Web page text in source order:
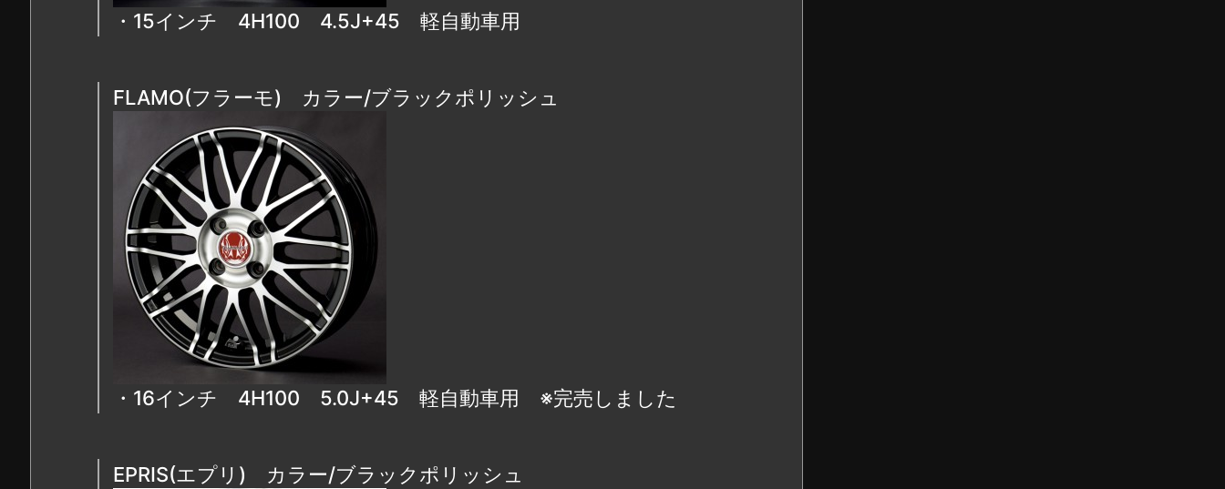
・15インチ 4H100 4.5J+45 軽自動車用
FLAMO(フラーモ) カラー/ブラックポリッシュ
・16インチ 4H100 5.0J+45 軽自動車用 ※完売しました
EPRIS(エプリ) カラー/ブラックポリッシュ